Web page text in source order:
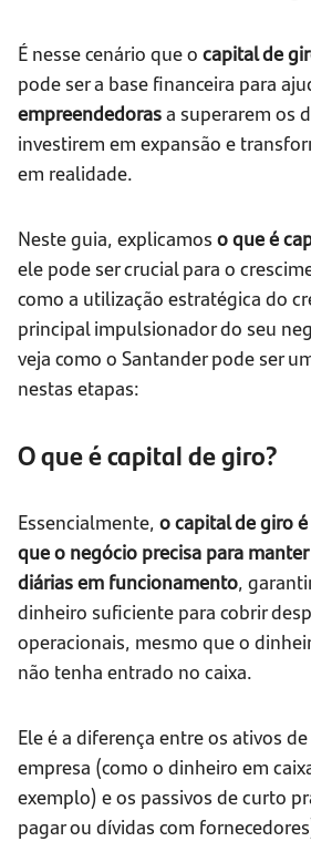
É nesse cenário que o capital de
pode ser a base financeira para
empreendedorasa superarem os
investirem em expansão e
em realidade.
Neste guia, explicamos o que é
ele pode ser crucial para o
como a utilização estratégica do
principal impulsionador do seu
veja como o Santander pode ser
nestas etapas:
O que é capital de giro?
Essencialmente, o capital de giro
que o negócio precisa para
diárias em funcionamento,
dinheiro suficiente para cobrir
operacionais, mesmo que o
não tenha entrado no caixa.
Ele é a diferença entre os ativos
empresa (como o dinheiro em
exemplo) e os passivos de curto
pagar ou dívidas com